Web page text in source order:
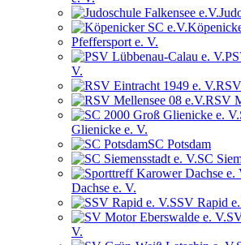
Pfeffersport e. V.
V.
RSV
Glienicke e. V.
SC Potsdam
SC
Dachse e. V.
SSV Rapid
V.